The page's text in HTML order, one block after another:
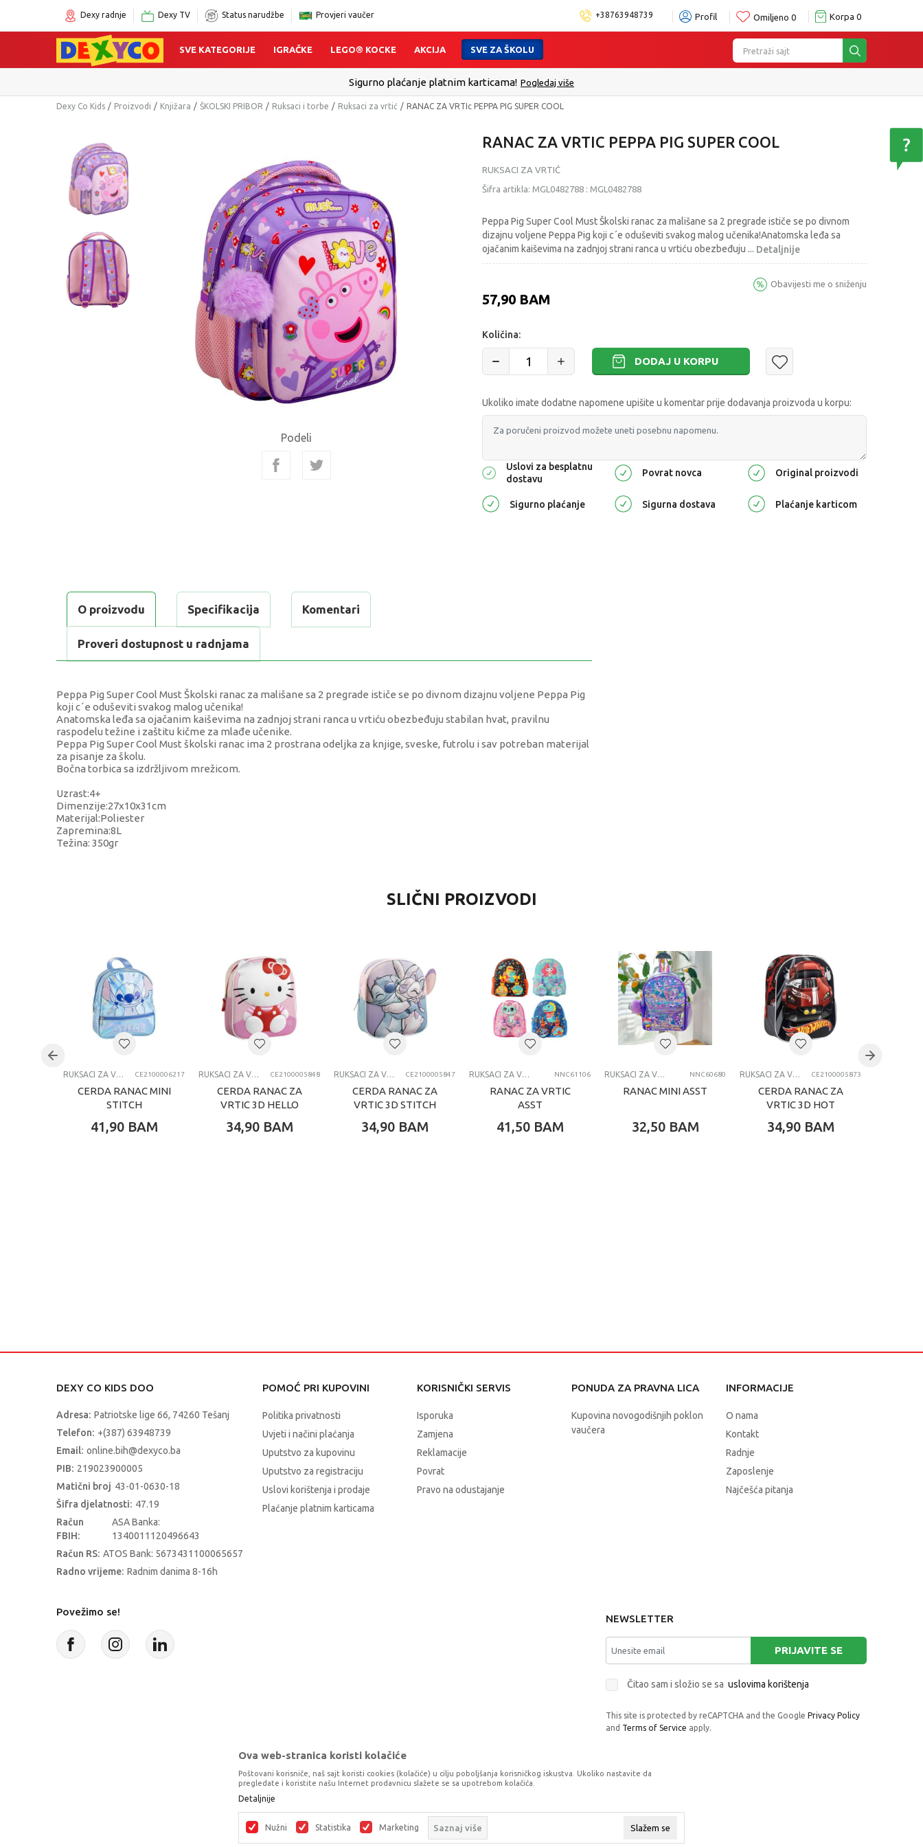
Dexy radnje Dexy TV Status narudžbe Provjeri vaučer +38763948739 Profil Omiljeno 0 Korpa 0
Pretraži sajt
SVE KATEGORIJE IGRAČKE LEGO® KOCKE AKCIJA SVE ZA ŠKOLU
Sigurno plaćanje platnim karticama! Pogledaj više
Dexy Co Kids Proizvodi Knjižara ŠKOLSKI PRIBOR Ruksaci i torbe Ruksaci za vrtić RANAC ZA VRTIc PEPPA PIG SUPER COOL
Podeli
RANAC ZA VRTIC PEPPA PIG SUPER COOL
RUKSACI ZA VRTIĆ
Šifra artikla: MGL0482788 : MGL0482788
Peppa Pig Super Cool Must Školski ranac za mališane sa 2 pregrade ističe se po divnom
dizajnu voljene Peppa Pig koji c´e oduševiti svakog malog učenika!Anatomska leđa sa
ojačanim kaiševima na zadnjoj strani ranca u vrtiću obezbeđuju ... Detaljnije
57,90 BAM
Obavijesti me o sniženju
Količina:
DODAJ U KORPU
Ukoliko imate dodatne napomene upišite u komentar prije dodavanja proizvoda u korpu:
Uslovi za besplatnu
dostavu
Povrat novca Original proizvodi
Sigurno plaćanje Sigurna dostava Plaćanje karticom
O proizvodu Specifikacija Komentari
Proveri dostupnost u radnjama
Peppa Pig Super Cool Must Školski ranac za mališane sa 2 pregrade ističe se po divnom dizajnu voljene Peppa Pig
koji c´e oduševiti svakog malog učenika!
Anatomska leđa sa ojačanim kaiševima na zadnjoj strani ranca u vrtiću obezbeđuju stabilan hvat, pravilnu
raspodelu težine i zaštitu kičme za mlađe učenike.
Peppa Pig Super Cool Must školski ranac ima 2 prostrana odeljka za knjige, sveske, futrolu i sav potreban materijal
za pisanje za školu.
Bočna torbica sa izdržljivom mrežicom.
Uzrast:4+
Dimenzije:27x10x31cm
Materijal:Poliester
Zapremina:8L
Težina: 350gr
Ruksaci za vrtić
Univerzalno
Uzrast 4-6 G
Brend DIAKAKIS
SLIČNI PROIZVODI
RUKSACI ZA VRTIĆ CE2100006217
CERDA RANAC MINI
STITCH
41,90 BAM
RUKSACI ZA VRTIĆ CE2100005848
CERDA RANAC ZA
VRTIC 3D HELLO
34,90 BAM
RUKSACI ZA VRTIĆ CE2100005847
CERDA RANAC ZA
VRTIC 3D STITCH
34,90 BAM
RUKSACI ZA VRTIĆ NNC61106
RANAC ZA VRTIC
ASST
41,50 BAM
RUKSACI ZA VRTIĆ NNC60680
RANAC MINI ASST
32,50 BAM
RUKSACI ZA VRTIĆ CE2100005873
CERDA RANAC ZA
VRTIC 3D HOT
34,90 BAM
DEXY CO KIDS DOO
Adresa: Patriotske lige 66, 74260 Tešanj
Telefon: +(387) 63948739
Email: online.bih@dexyco.ba
PIB: 219023900005
Matični broj 43-01-0630-18
Šifra djelatnosti: 47.19
Račun
FBIH:
ASA Banka:
1340011120496643
Račun RS: ATOS Bank: 5673431100065657
Radno vrijeme: Radnim danima 8-16h
POMOĆ PRI KUPOVINI
Politika privatnosti
Uvjeti i načini plaćanja
Uputstvo za kupovinu
Uputstvo za registraciju
Uslovi korištenja i prodaje
Plaćanje platnim karticama
KORISNIČKI SERVIS
Isporuka
Zamjena
Reklamacije
Povrat
Pravo na odustajanje
PONUDA ZA PRAVNA LICA
Kupovina novogodišnjih poklon
vaučera
INFORMACIJE
O nama
Kontakt
Radnje
Zaposlenje
Najčešća pitanja
Povežimo se!
NEWSLETTER
PRIJAVITE SE
Čitao sam i složio se sa uslovima korištenja
This site is protected by reCAPTCHA and the Google Privacy Policy
and Terms of Service apply.
potpunosti kompletni i bez grešaka. Svi artikli prikazani na sajtu su dio naše ponude, ali ne podrazumijeva da su dostupni u svakom trenutku.
www.dexyco.ba, IzradaNB SOFT
Ova web-stranica koristi kolačiće
Poštovani korisniče, naš sajt koristi cookies (kolačiće) u cilju poboljšanja korisničkog iskustva. Ukoliko nastavite da
pregledate i koristite našu Internet prodavnicu slažete se sa upotrebom kolačića.
Detaljnije
Nužni Statistika Marketing Saznaj više Slažem se